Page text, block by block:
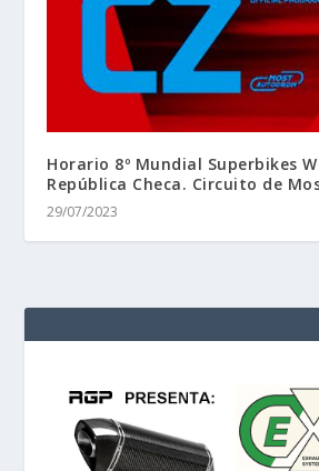
Horario 8º Mundial Superbikes
República Checa. Circuito de
29/07/2023